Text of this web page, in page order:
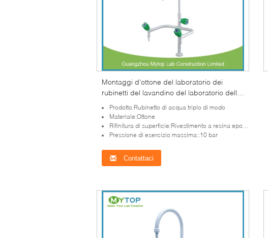
Montaggi d'ottone del laboratorio dei
rubinetti del lavandino del laboratorio dello
sbocco triplo per il rifornimento idrico del
laboratorio
Prodotto:Rubinetto di acqua triplo di modo
Materiale:Ottone
Rifinitura di superficie:Rivestimento a resina epossidica lucido
Pressione di esercizio massima::10 bar
Contattaci